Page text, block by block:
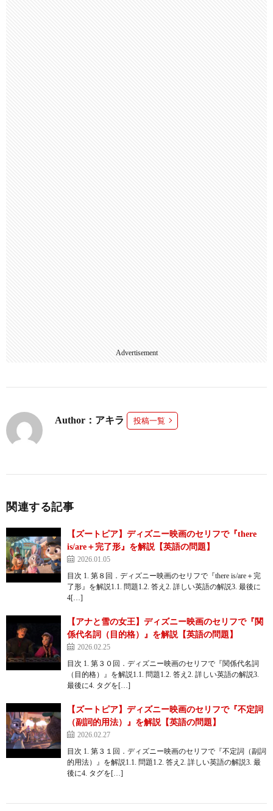
Advertisement
Author：アキラ 投稿一覧
関連する記事
【ズートピア】ディズニー映画のセリフで『there
is/are＋完了形』を解説【英語の問題】
2026.01.05
目次 1. 第８回．ディズニー映画のセリフで『there is/are＋完
了形』を解説1.1. 問題1.2. 答え2. 詳しい英語の解説3. 最後に
4[…]
【アナと雪の女王】ディズニー映画のセリフで『関
係代名詞（目的格）』を解説【英語の問題】
2026.02.25
目次 1. 第３０回．ディズニー映画のセリフで『関係代名詞
（目的格）』を解説1.1. 問題1.2. 答え2. 詳しい英語の解説3.
最後に4. タグを[…]
【ズートピア】ディズニー映画のセリフで『不定詞
（副詞的用法）』を解説【英語の問題】
2026.02.27
目次 1. 第３１回．ディズニー映画のセリフで『不定詞（副詞
的用法）』を解説1.1. 問題1.2. 答え2. 詳しい英語の解説3. 最
後に4. タグを[…]